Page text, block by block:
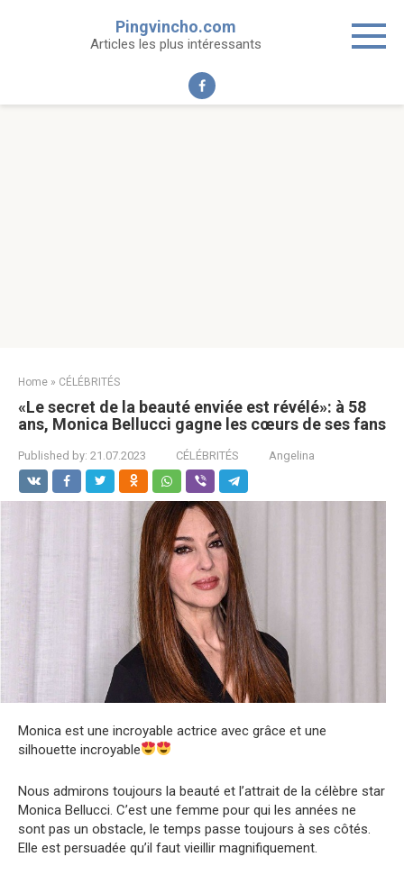
Pingvincho.com
Articles les plus intéressants
Home » CÉLÉBRITÉS
«Le secret de la beauté enviée est révélé»: à 58
ans, Monica Bellucci gagne les cœurs de ses fans
Published by: 21.07.2023 CÉLÉBRITÉS Angelina
Monica est une incroyable actrice avec grâce et une
silhouette incroyable
Nous admirons toujours la beauté et l’attrait de la célèbre star
Monica Bellucci. C’est une femme pour qui les années ne
sont pas un obstacle, le temps passe toujours à ses côtés.
Elle est persuadée qu’il faut vieillir magnifiquement.